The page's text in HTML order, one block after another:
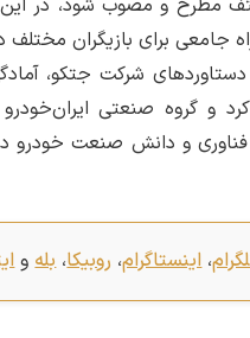
جامعی برای بازیگران
شرکت جتکو،
و گروه صنعتی
و دانش صنعت خودرو
،اینستاگرام، روبیکا،بلهو